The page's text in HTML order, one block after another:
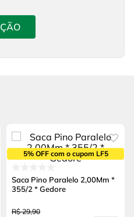
5% OFF com o cupom LF5
Saca Pino Paralelo 2,00Mm *
355/2 * Gedore
R$ 29,90